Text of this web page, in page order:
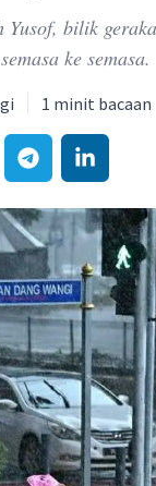
bilik
ke semasa.
1 minit bacaan